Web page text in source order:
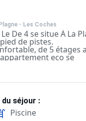
Plagne - Les Coches
De 4 se situe À La
de pistes.
de 5 étages
eco se
d'une chambre et
vous trouverez
séjour :
Piscine